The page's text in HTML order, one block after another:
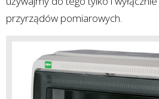
przyrządów pomiarowych.